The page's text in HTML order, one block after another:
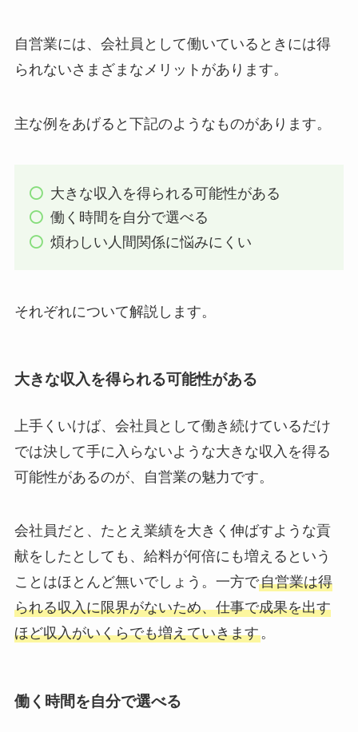
自営業には、会社員として働いているときには得
られないさまざまなメリットがあります。
主な例をあげると下記のようなものがあります。
大きな収入を得られる可能性がある
働く時間を自分で選べる
煩わしい人間関係に悩みにくい
それぞれについて解説します。
大きな収入を得られる可能性がある
上手くいけば、会社員として働き続けているだけ
では決して手に入らないような大きな収入を得る
可能性があるのが、自営業の魅力です。
会社員だと、たとえ業績を大きく伸ばすような貢
献をしたとしても、給料が何倍にも増えるという
ことはほとんど無いでしょう。一方で自営業は得
られる収入に限界がないため、仕事で成果を出す
ほど収入がいくらでも増えていきます。
働く時間を自分で選べる